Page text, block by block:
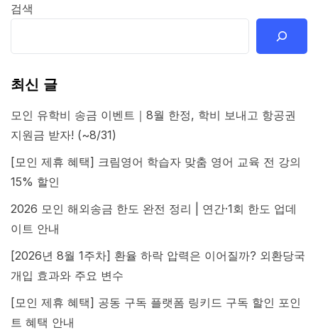
검색
최신 글
모인 유학비 송금 이벤트｜8월 한정, 학비 보내고 항공권
지원금 받자! (~8/31)
[모인 제휴 혜택] 크림영어 학습자 맞춤 영어 교육 전 강의
15% 할인
2026 모인 해외송금 한도 완전 정리 | 연간·1회 한도 업데
이트 안내
[2026년 8월 1주차] 환율 하락 압력은 이어질까? 외환당국
개입 효과와 주요 변수
[모인 제휴 혜택] 공동 구독 플랫폼 링키드 구독 할인 포인
트 혜택 안내